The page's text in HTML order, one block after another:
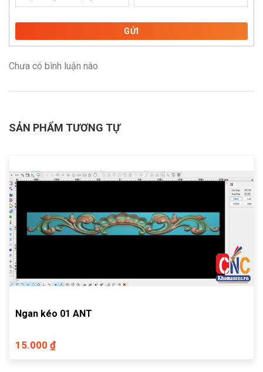
GỬI
Chưa có bình luận nào
SẢN PHẨM TƯƠNG TỰ
Ngan kéo 01 ANT
15.000 ₫